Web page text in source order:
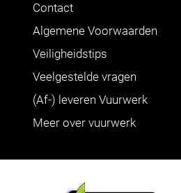
Contact
Algemene Voorwaarden
Veiligheidstips
Veelgestelde vragen
(Af-) leveren Vuurwerk
Meer over vuurwerk